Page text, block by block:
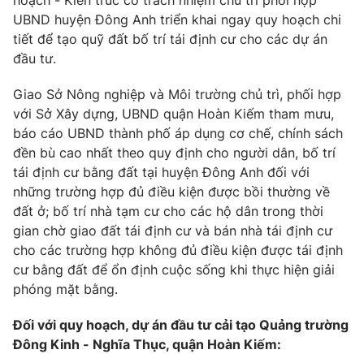
UBND huyện Đông Anh triển khai ngay quy hoạch chi
tiết để tạo quỹ đất bố trí tái định cư cho các dự án
đầu tư.
Giao Sở Nông nghiệp và Môi trường chủ trì, phối hợp
với Sở Xây dựng, UBND quận Hoàn Kiếm tham mưu,
báo cáo UBND thành phố áp dụng cơ chế, chính sách
đền bù cao nhất theo quy định cho người dân, bố trí
tái định cư bằng đất tại huyện Đông Anh đối với
những trường hợp đủ điều kiện được bồi thường về
đất ở; bố trí nhà tạm cư cho các hộ dân trong thời
gian chờ giao đất tái định cư và bán nhà tái định cư
cho các trường hợp không đủ điều kiện được tái định
cư bằng đất để ổn định cuộc sống khi thực hiện giải
phóng mặt bằng.
Đối với quy hoạch, dự án đầu tư cải tạo Quảng trường
Đông Kinh - Nghĩa Thục, quận Hoàn Kiếm: